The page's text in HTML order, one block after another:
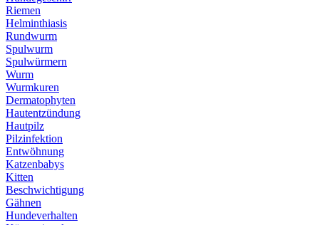
Riemen
Helminthiasis
Rundwurm
Spulwurm
Spulwürmern
Wurm
Wurmkuren
Dermatophyten
Hautentzündung
Hautpilz
Pilzinfektion
Entwöhnung
Katzenbabys
Kitten
Beschwichtigung
Gähnen
Hundeverhalten